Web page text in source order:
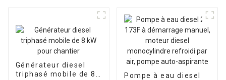
d'urgence dans les
banques et les écoles
Générateur diesel
triphasé mobile de 8
Pompe à eau diesel